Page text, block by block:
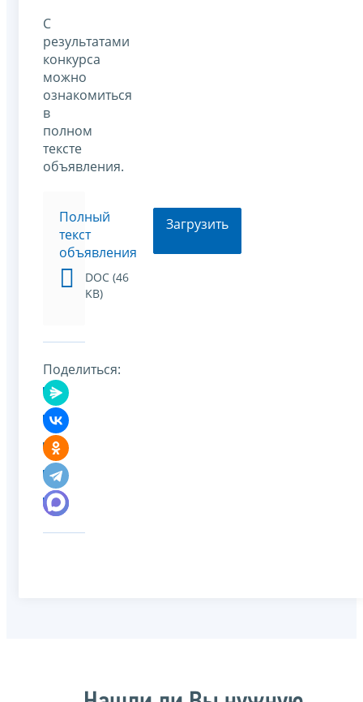
С
результатами
конкурса
можно
ознакомиться
в
полном
тексте
объявления.
Полный
текст
объявления
DOC (46
KB)
Загрузить
Поделиться: